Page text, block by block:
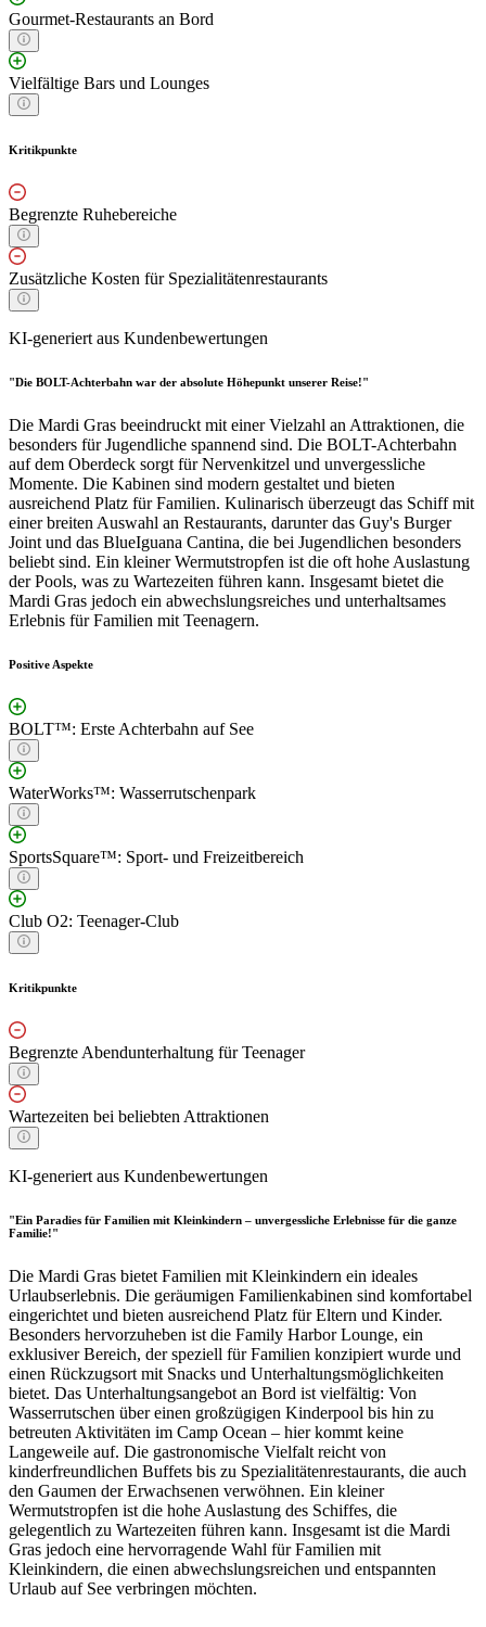
Gourmet-Restaurants an Bord
Vielfältige Bars und Lounges
Kritikpunkte
Begrenzte Ruhebereiche
Zusätzliche Kosten für Spezialitätenrestaurants
KI-generiert aus Kundenbewertungen
"Die BOLT-Achterbahn war der absolute Höhepunkt unserer Reise!"
Die Mardi Gras beeindruckt mit einer Vielzahl an Attraktionen, die
besonders für Jugendliche spannend sind. Die BOLT-Achterbahn
auf dem Oberdeck sorgt für Nervenkitzel und unvergessliche
Momente. Die Kabinen sind modern gestaltet und bieten
ausreichend Platz für Familien. Kulinarisch überzeugt das Schiff mit
einer breiten Auswahl an Restaurants, darunter das Guy's Burger
Joint und das BlueIguana Cantina, die bei Jugendlichen besonders
beliebt sind. Ein kleiner Wermutstropfen ist die oft hohe Auslastung
der Pools, was zu Wartezeiten führen kann. Insgesamt bietet die
Mardi Gras jedoch ein abwechslungsreiches und unterhaltsames
Erlebnis für Familien mit Teenagern.
Positive Aspekte
BOLT™: Erste Achterbahn auf See
WaterWorks™: Wasserrutschenpark
SportsSquare™: Sport- und Freizeitbereich
Club O2: Teenager-Club
Kritikpunkte
Begrenzte Abendunterhaltung für Teenager
Wartezeiten bei beliebten Attraktionen
KI-generiert aus Kundenbewertungen
"Ein Paradies für Familien mit Kleinkindern – unvergessliche Erlebnisse für die ganze
Familie!"
Die Mardi Gras bietet Familien mit Kleinkindern ein ideales
Urlaubserlebnis. Die geräumigen Familienkabinen sind komfortabel
eingerichtet und bieten ausreichend Platz für Eltern und Kinder.
Besonders hervorzuheben ist die Family Harbor Lounge, ein
exklusiver Bereich, der speziell für Familien konzipiert wurde und
einen Rückzugsort mit Snacks und Unterhaltungsmöglichkeiten
bietet. Das Unterhaltungsangebot an Bord ist vielfältig: Von
Wasserrutschen über einen großzügigen Kinderpool bis hin zu
betreuten Aktivitäten im Camp Ocean – hier kommt keine
Langeweile auf. Die gastronomische Vielfalt reicht von
kinderfreundlichen Buffets bis zu Spezialitätenrestaurants, die auch
den Gaumen der Erwachsenen verwöhnen. Ein kleiner
Wermutstropfen ist die hohe Auslastung des Schiffes, die
gelegentlich zu Wartezeiten führen kann. Insgesamt ist die Mardi
Gras jedoch eine hervorragende Wahl für Familien mit
Kleinkindern, die einen abwechslungsreichen und entspannten
Urlaub auf See verbringen möchten.